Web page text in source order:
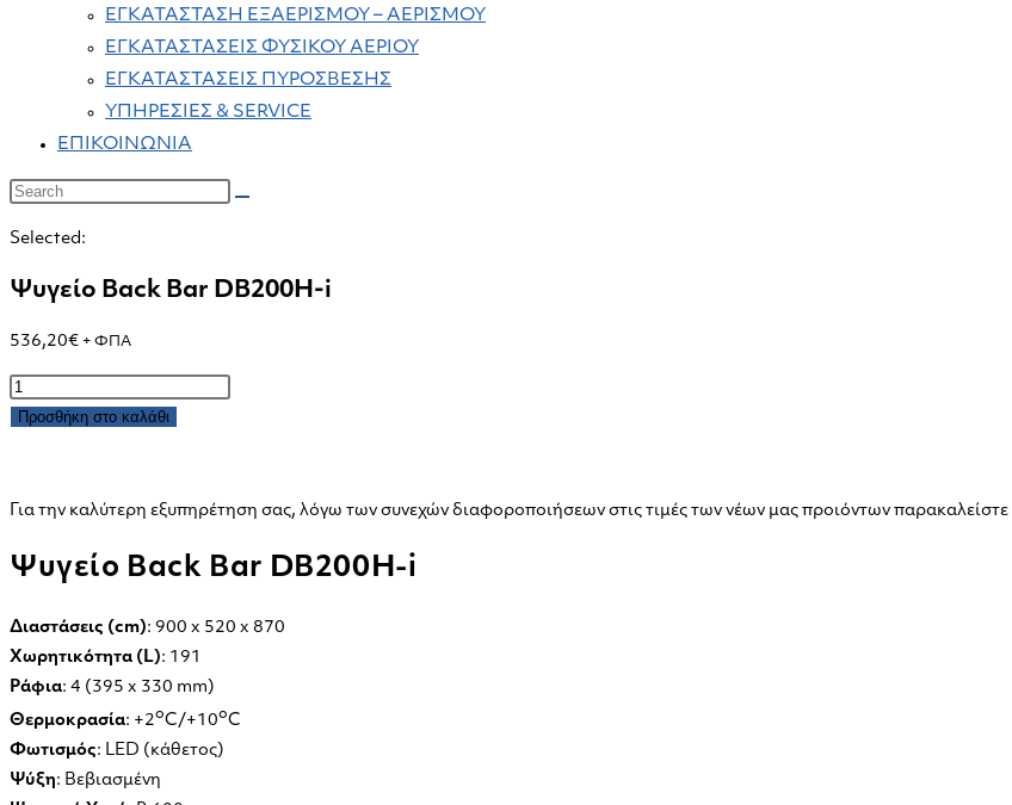
ΕΓΚΑΤΑΣΤΑΣΗ ΕΞΑΕΡΙΣΜΟΥ – ΑΕΡΙΣΜΟΥ
ΕΓΚΑΤΑΣΤΑΣΕΙΣ ΦΥΣΙΚΟΥ ΑΕΡΙΟΥ
ΕΓΚΑΤΑΣΤΑΣΕΙΣ ΠΥΡΟΣΒΕΣΗΣ
ΥΠΗΡΕΣΙΕΣ & SERVICE
ΕΠΙΚΟΙΝΩΝΙΑ
Selected:
Ψυγείο Back Bar DB200H-i
536,20€ + ΦΠΑ
Ψυγείο
Back
i
Προσθήκη στο καλάθι
Για την καλύτερη εξυπηρέτηση σας, λόγω των συνεχών διαφοροποιήσεων στις τιμές των νέων μας προιόντων
Ψυγείο Back Bar DB200H-i
Διαστάσεις (cm): 900 x 520 x 870
Χωρητικότητα (L): 191
Ράφια: 4 (395 x 330 mm)
Θερμοκρασία: +2oC/+10oC
Φωτισμός: LED (κάθετος)
Ψύξη: Βεβιασμένη